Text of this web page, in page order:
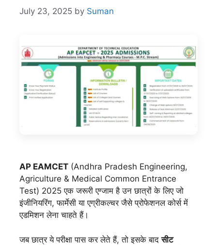
July 23, 2025 by Suman
AP EAMCET (Andhra Pradesh Engineering,
Agriculture & Medical Common Entrance
Test) 2025 एक जरूरी एग्जाम है उन छात्रों के लिए जो
इंजीनियरिंग, फार्मेसी या एग्रीकल्चर जैसे प्रोफेशनल कोर्स में
एडमिशन लेना चाहते हैं।
जब छात्र ये परीक्षा पास कर लेते हैं, तो इसके बादसीट